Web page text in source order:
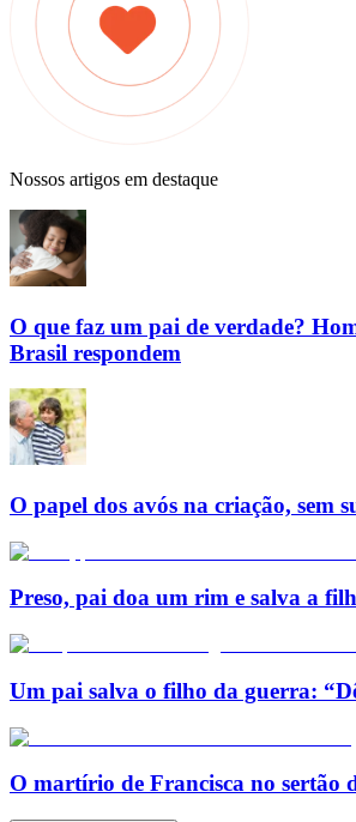
Nossos artigos em destaque
O que faz um pai de verdade?
Brasil respondem
O papel dos avós na criação, sem
Preso, pai doa um rim e salva a
Um pai salva o filho da guerra:
O martírio de Francisca no sertão